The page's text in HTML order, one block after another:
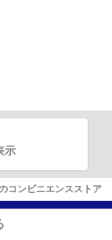
示
コンビニエンスストア